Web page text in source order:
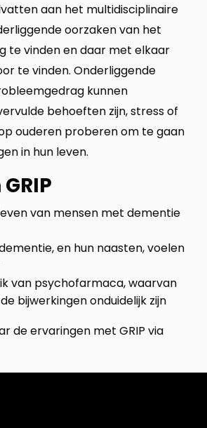
aan het multidisciplinaire
oorzaken van het
te vinden en daar met elkaar
te vinden. Onderliggende
kunnen
behoeften zijn, stress of
ouderen proberen om te gaan
in hun leven.
van mensen met dementie
en hun naasten, voelen
van psychofarmaca, waarvan
bijwerkingen onduidelijk zijn
de ervaringen met GRIP via